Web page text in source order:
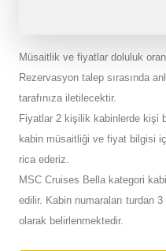
Müsaitlik ve fiyatlar doluluk
Rezervasyon talep sırasında
tarafınıza iletilecektir.
Fiyatlar 2 kişilik kabinlerde kişi
kabin müsaitliği ve fiyat bilgisi
rica ederiz.
MSC Cruises Bella kategori
edilir. Kabin numaraları turdan
olarak belirlenmektedir.